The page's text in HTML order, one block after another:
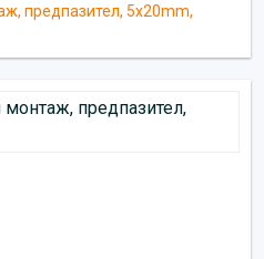
предпазител, 5x20mm,